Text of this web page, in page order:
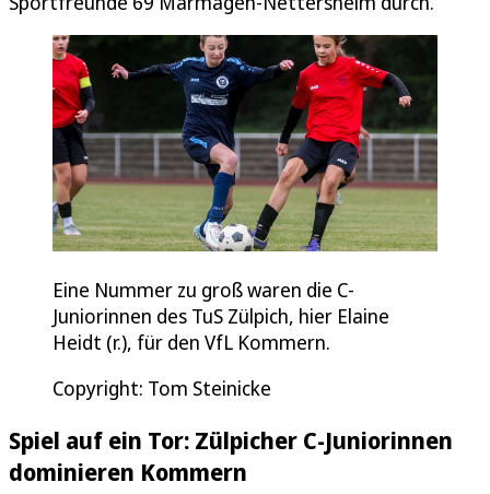
Eine Nummer zu groß waren die C-
Juniorinnen des TuS Zülpich, hier Elaine
Heidt (r.), für den VfL Kommern.
Copyright: Tom Steinicke
Spiel auf ein Tor: Zülpicher C-Juniorinnen
dominieren Kommern